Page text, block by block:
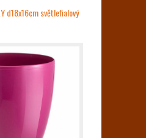
d18x16cm světlefialový